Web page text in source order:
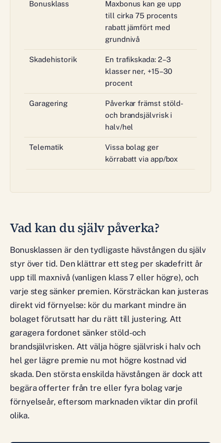
Bonusklass
Maxbonus kan ge upp
till cirka 75 procents
rabatt jämfört med
grundnivå
Skadehistorik
En trafikskada: 2–3
klasser ner, +15–30
procent
Garagering
Påverkar främst stöld-
och brandsjälvrisk i
halv/hel
Telematik
Vissa bolag ger
körrabatt via app/box
Vad kan du själv påverka?
Bonusklassen är den tydligaste hävstången du själv
styr över tid. Den klättrar ett steg per skadefritt år
upp till maxnivå (vanligen klass 7 eller högre), och
varje steg sänker premien. Körsträckan kan justeras
direkt vid förnyelse: kör du markant mindre än
bolaget förutsatt har du rätt till justering. Att
garagera fordonet sänker stöld- och
brandsjälvrisken. Att välja högre självrisk i halv och
hel ger lägre premie nu mot högre kostnad vid
skada. Den största enskilda hävstången är dock att
begära offerter från tre eller fyra bolag varje
förnyelseår, eftersom marknaden viktar din profil
olika.